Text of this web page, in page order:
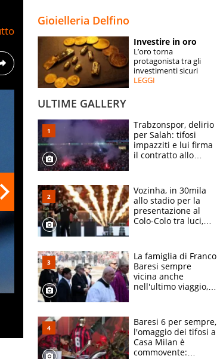
ESPERTI
CONTATTI
Gioielleria Delfino
Investire in oro
L’oro torna
protagonista tra gli
investimenti sicuri
LEGGI
ULTIME GALLERY
Trabzonspor, delirio
per Salah: tifosi
impazziti e lui firma
il contratto allo
Vozinha, in 30mila
allo stadio per la
presentazione al
Colo-Colo tra luci,
La famiglia di Franco
Baresi sempre
vicina anche
nell'ultimo viaggio,
circondati
dall'affetto dei tifosi
Baresi 6 per sempre,
l'omaggio dei tifosi a
Casa Milan è
commovente: